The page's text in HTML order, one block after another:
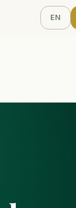
EN